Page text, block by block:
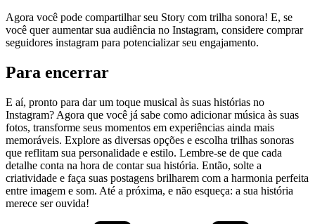
Agora‍ você pode compartilhar seu Story com trilha sonora! E, se
você quer⁤ aumentar sua audiência no Instagram, considere comprar
‍seguidores instagram para potencializar seu engajamento.
Para ​encerrar
E aí, pronto⁣ para⁤ dar um toque musical⁢ às suas histórias ⁢no‌
Instagram? Agora que você ⁣já sabe como ‍adicionar música às suas
fotos, transforme seus momentos em ‌experiências ainda mais
memoráveis. Explore as⁢ diversas opções e escolha trilhas sonoras
que reflitam sua personalidade e estilo. Lembre-se de⁤ que cada
⁢detalhe​ conta na hora de⁢ contar sua história. Então, ​solte a
criatividade e faça suas postagens⁢ brilharem⁤ com a harmonia‍ perfeita
entre imagem‌ e ‍som. Até a próxima, e não esqueça: a sua⁣ história
merece ser ouvida!